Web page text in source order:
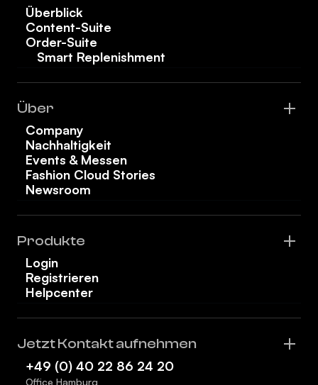
Überblick
Content-Suite
Order-Suite
Smart Replenishment
Über
Company
Nachhaltigkeit
Events & Messen
Fashion Cloud Stories
Newsroom
Produkte
Login
Registrieren
Helpcenter
Jetzt Kontakt aufnehmen
+49 (0) 40 22 86 24 20
Office Hamburg